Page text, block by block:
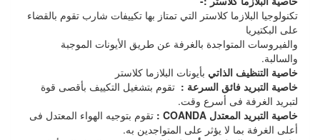
تكنولوجيا البلازما كلاستر التي تمتاز بها تكييفات شارب تقوم بالقضاء
على البكتيريا
والفيروسات المتواجدة بالغرفة عن طريق الأيونات الموجبة
والسالبة.
خاصية التنظيف الذاتي بأيونات البلازما كلاستر
خاصية التبريد فائق السرعة : تقوم بتشغيل التكييف بأقصى قوة
لتبريد الغرفة فى أسرع وقت.
خاصية التبريد المعتدل COANDA :
تقوم بتوجيه الهواء المعتدل فى
أعلى الغرفة بما لا يؤثر على المتواجدين به.